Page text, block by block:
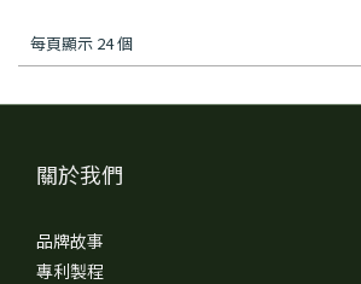
每頁顯示 24 個
關於我們
品牌故事
專利製程